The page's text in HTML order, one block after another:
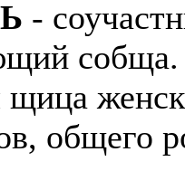
-
собща.
общего